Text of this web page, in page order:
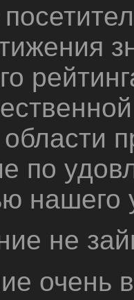
по
нашего
не
очень